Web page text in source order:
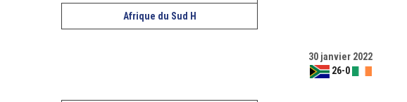
30 janvier 2022
26-0
Afrique du Sud H